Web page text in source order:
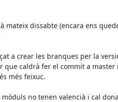
mateix dissabte (encara ens
a crear les branques per la
que caldrà fer el commit a
més feixuc.
no tenen valencià i cal